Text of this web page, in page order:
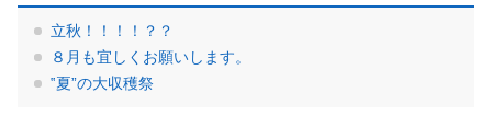
立秋！！！！？？
８月も宜しくお願いします。
‟夏”の大収穫祭